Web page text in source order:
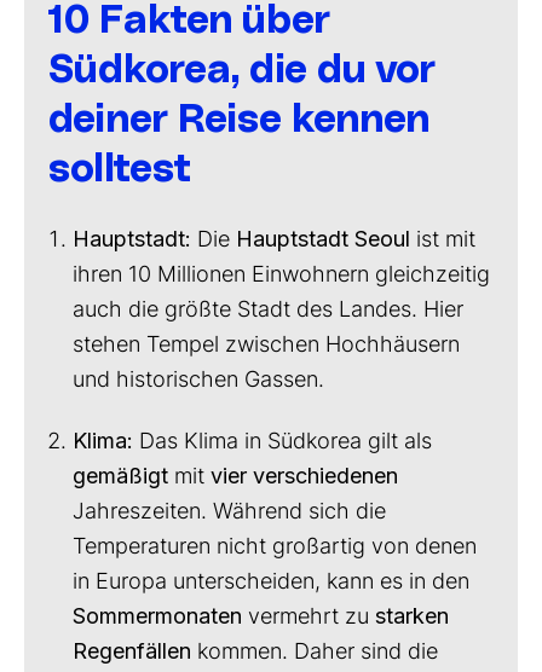
10 Fakten über
Südkorea, die du vor
deiner Reise kennen
solltest
Hauptstadt: Die Hauptstadt Seoul ist mit
ihren 10 Millionen Einwohnern gleichzeitig
auch die größte Stadt des Landes. Hier
stehen Tempel zwischen Hochhäusern
und historischen Gassen.
Klima: Das Klima in Südkorea gilt als
gemäßigt mit vier verschiedenen
Jahreszeiten. Während sich die
Temperaturen nicht großartig von denen
in Europa unterscheiden, kann es in den
Sommermonaten vermehrt zu starken
Regenfällen kommen. Daher sind die